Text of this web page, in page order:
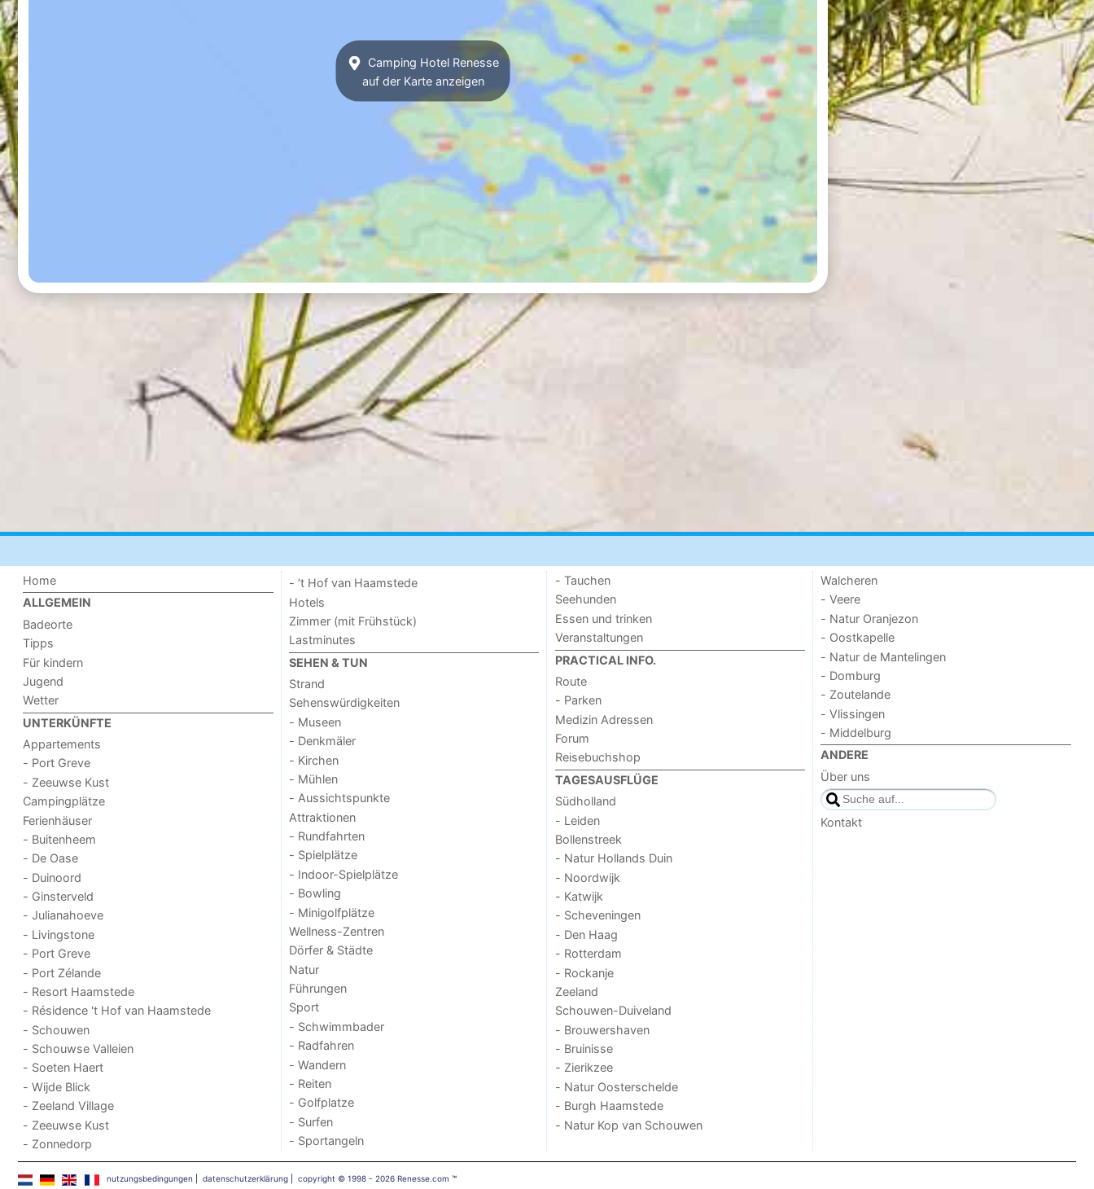
Camping Hotel Renesse
auf der Karte anzeigen
Home
ALLGEMEIN
Badeorte
Tipps
Für kindern
Jugend
Wetter
UNTERKÜNFTE
Appartements
- Port Greve
- Zeeuwse Kust
Campingplätze
Ferienhäuser
- Buitenheem
- De Oase
- Duinoord
- Ginsterveld
- Julianahoeve
- Livingstone
- Port Greve
- Port Zélande
- Resort Haamstede
- Résidence 't Hof van Haamstede
- Schouwen
- Schouwse Valleien
- Soeten Haert
- Wijde Blick
- Zeeland Village
- Zeeuwse Kust
- Zonnedorp
- ’t Hof van Haamstede
Hotels
Zimmer (mit Frühstück)
Lastminutes
SEHEN & TUN
Strand
Sehenswürdigkeiten
- Museen
- Denkmäler
- Kirchen
- Mühlen
- Aussichtspunkte
Attraktionen
- Rundfahrten
- Spielplätze
- Indoor-Spielplätze
- Bowling
- Minigolfplätze
Wellness-Zentren
Dörfer & Städte
Natur
Führungen
Sport
- Schwimmbader
- Radfahren
- Wandern
- Reiten
- Golfplatze
- Surfen
- Sportangeln
- Tauchen
Seehunden
Essen und trinken
Veranstaltungen
PRACTICAL INFO.
Route
- Parken
Medizin Adressen
Forum
Reisebuchshop
TAGESAUSFLÜGE
Südholland
- Leiden
Bollenstreek
- Natur Hollands Duin
- Noordwijk
- Katwijk
- Scheveningen
- Den Haag
- Rotterdam
- Rockanje
Zeeland
Schouwen-Duiveland
- Brouwershaven
- Bruinisse
- Zierikzee
- Natur Oosterschelde
- Burgh Haamstede
- Natur Kop van Schouwen
Walcheren
- Veere
- Natur Oranjezon
- Oostkapelle
- Natur de Mantelingen
- Domburg
- Zoutelande
- Vlissingen
- Middelburg
ANDERE
Über uns
Kontakt
nutzungsbedingungen datenschutzerklärung| copyright © 1998 - 2026 Renesse.com ™